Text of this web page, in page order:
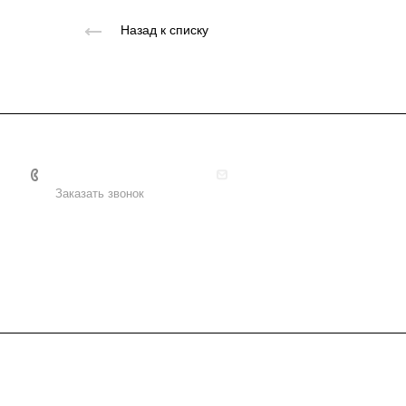
Назад к списку
Заказать звонок